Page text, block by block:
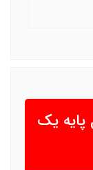
پایه یک